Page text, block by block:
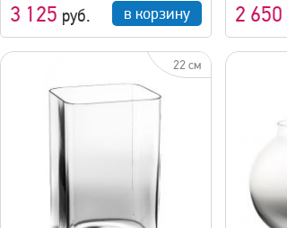
3 125 руб. в корзину 2 650
22 см